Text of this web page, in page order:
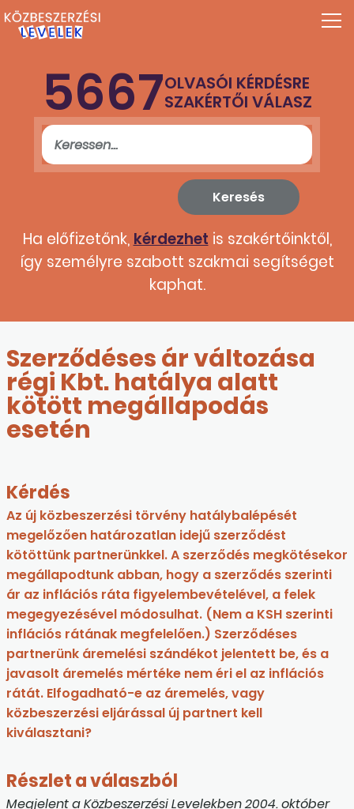
5667OLVASÓI KÉRDÉSRE
SZAKÉRTŐI VÁLASZ
Ha előfizetőnk, kérdezhet is szakértőinktől,
így személyre szabott szakmai segítséget
kaphat.
Szerződéses ár változása
régi Kbt. hatálya alatt
kötött megállapodás
esetén
Kérdés
Az új közbeszerzési törvény hatálybalépését
megelőzően határozatlan idejű szerződést
kötöttünk partnerünkkel. A szerződés megkötésekor
megállapodtunk abban, hogy a szerződés szerinti
ár az inflációs ráta figyelembevételével, a felek
megegyezésével módosulhat. (Nem a KSH szerinti
inflációs rátának megfelelően.) Szerződéses
partnerünk áremelési szándékot jelentett be, és a
javasolt áremelés mértéke nem éri el az inflációs
rátát. Elfogadható-e az áremelés, vagy
közbeszerzési eljárással új partnert kell
kiválasztani?
Részlet a válaszból
Megjelent a Közbeszerzési Levelekben 2004. október